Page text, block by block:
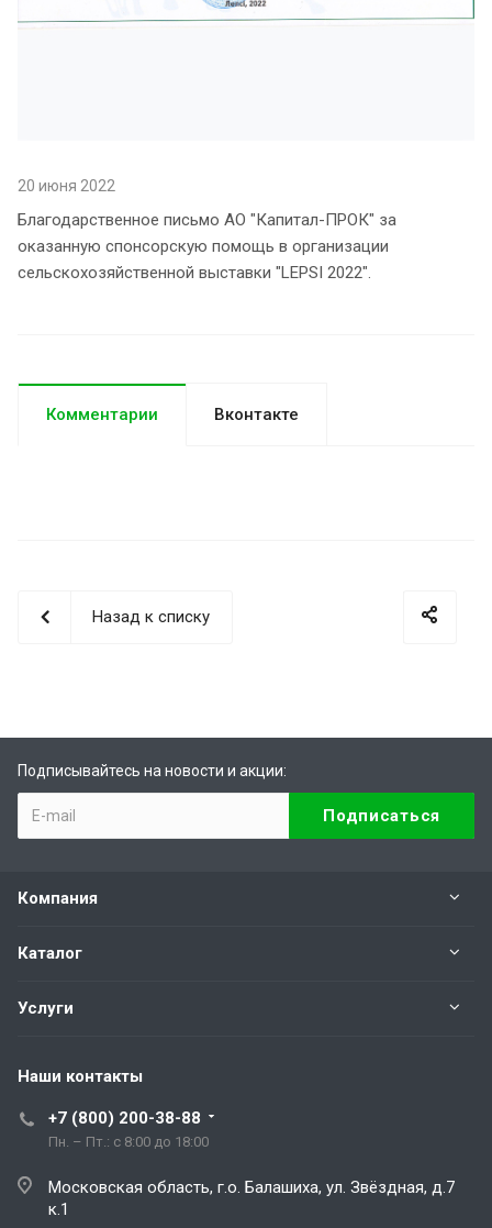
20 июня 2022
Благодарственное письмо АО "Капитал-ПРОК" за
оказанную спонсорскую помощь в организации
сельскохозяйственной выставки "LEPSI 2022".
Комментарии Вконтакте
Назад к списку
Подписывайтесь на новости и акции:
Компания
Каталог
Услуги
Наши контакты
+7 (800) 200-38-88
Пн. – Пт.: с 8:00 до 18:00
Московская область, г.о. Балашиха, ул. Звёздная, д.7
к.1